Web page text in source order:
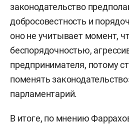
законодательство
добросовестность и
оно не учитывает момент,
беспорядочностью,
предпринимателя, потому
поменять
парламентарий.
В итоге, по мнению